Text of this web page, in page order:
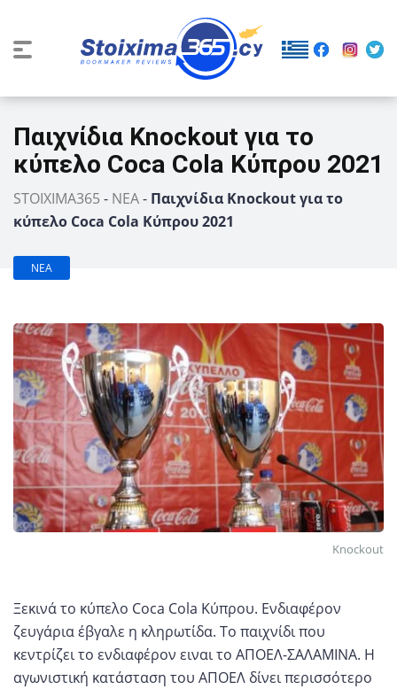
Παιχνίδια Knockout για το
κύπελο Coca Cola Κύπρου 2021
STOIXIMA365- ΝΕΑ- Παιχνίδια Knockout για το
κύπελο Coca Cola Κύπρου 2021
ΝΕΑ
Knockout
Ξεκινά το κύπελο Coca Cola Κύπρου. Ενδιαφέρον
ζευγάρια έβγαλε η κληρωτίδα. Το παιχνίδι που
κεντρίζει το ενδιαφέρον ειναι το ΑΠΟΕΛ-ΣΑΛΑΜΙΝΑ. Η
αγωνιστική κατάσταση του ΑΠΟΕΛ δίνει περισσότερο